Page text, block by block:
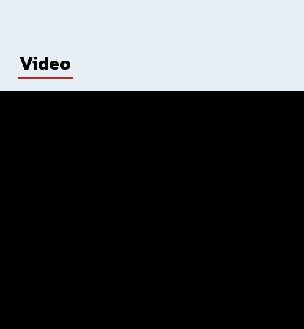
Video